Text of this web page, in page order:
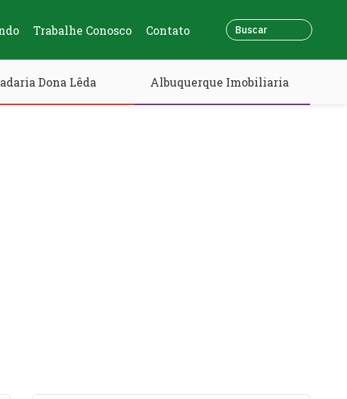
Trabalhe Conosco Contato
Dona Lêda Albuquerque Imobiliaria